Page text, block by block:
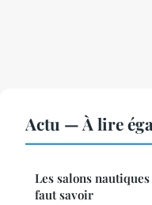
Actu — À lire
Les salons
faut savoir